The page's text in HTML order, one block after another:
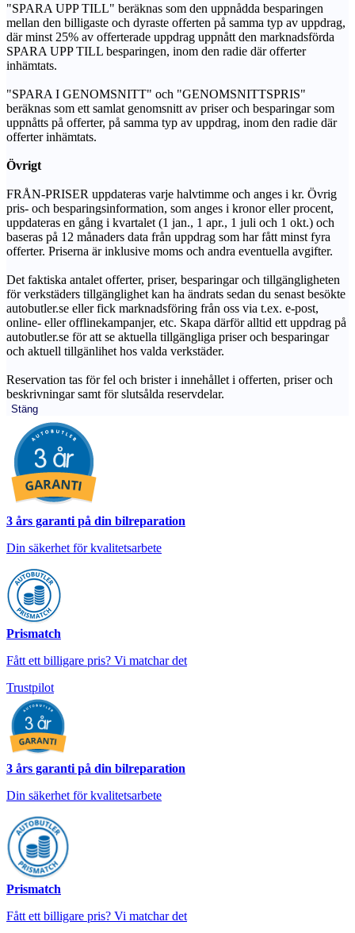
"SPARA UPP TILL" beräknas som den uppnådda besparingen
mellan den billigaste och dyraste offerten på samma typ av uppdrag,
där minst 25% av offerterade uppdrag uppnått den marknadsförda
SPARA UPP TILL besparingen, inom den radie där offerter
inhämtats.
"SPARA I GENOMSNITT" och "GENOMSNITTSPRIS"
beräknas som ett samlat genomsnitt av priser och besparingar som
uppnåtts på offerter, på samma typ av uppdrag, inom den radie där
offerter inhämtats.
Övrigt
FRÅN-PRISER uppdateras varje halvtimme och anges i kr. Övrig
pris- och besparingsinformation, som anges i kronor eller procent,
uppdateras en gång i kvartalet (1 jan., 1 apr., 1 juli och 1 okt.) och
baseras på 12 månaders data från uppdrag som har fått minst fyra
offerter. Priserna är inklusive moms och andra eventuella avgifter.
Det faktiska antalet offerter, priser, besparingar och tillgängligheten
för verkstäders tillgänglighet kan ha ändrats sedan du senast besökte
autobutler.se eller fick marknadsföring från oss via t.ex. e-post,
online- eller offlinekampanjer, etc. Skapa därför alltid ett uppdrag på
autobutler.se för att se aktuella tillgängliga priser och besparingar
och aktuell tillgänlihet hos valda verkstäder.
Reservation tas för fel och brister i innehållet i offerten, priser och
beskrivningar samt för slutsålda reservdelar.
Stäng
3 års garanti på din bilreparation
Din säkerhet för kvalitetsarbete
Prismatch
Fått ett billigare pris? Vi matchar det
Trustpilot
3 års garanti på din bilreparation
Din säkerhet för kvalitetsarbete
Prismatch
Fått ett billigare pris? Vi matchar det